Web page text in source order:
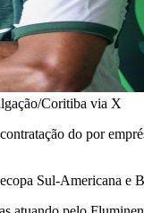
Coritiba via X
do por
Sul-Americana e